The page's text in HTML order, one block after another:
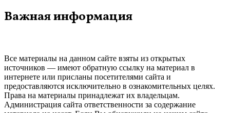
Важная информация
Все материалы на данном сайте взяты из открытых
источников — имеют обратную ссылку на материал в
интернете или присланы посетителями сайта и
предоставляются исключительно в ознакомительных целях.
Права на материалы принадлежат их владельцам.
Администрация сайта ответственности за содержание